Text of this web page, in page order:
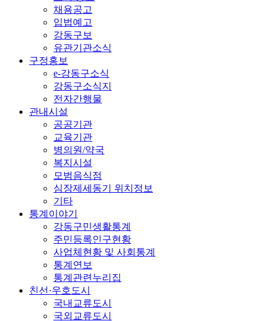
채용공고
입법예고
강동구보
유관기관소식
구정홍보
e-강동구소식
강동구소식지
전자간행물
관내시설
공공기관
교육기관
병의원/약국
복지시설
모범음식점
심장제세동기 위치정보
기타
통계이야기
강동구민생활통계
주민등록인구현황
사업체현황 및 사회통계
통계연보
통계관련누리집
친선·우호도시
국내교류도시
국외교류도시